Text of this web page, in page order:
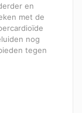
en
met de
nog
tegen